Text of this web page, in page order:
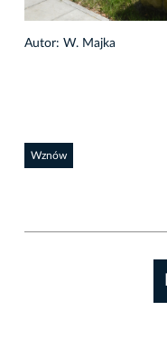
Autor: W. Majka
Wznów